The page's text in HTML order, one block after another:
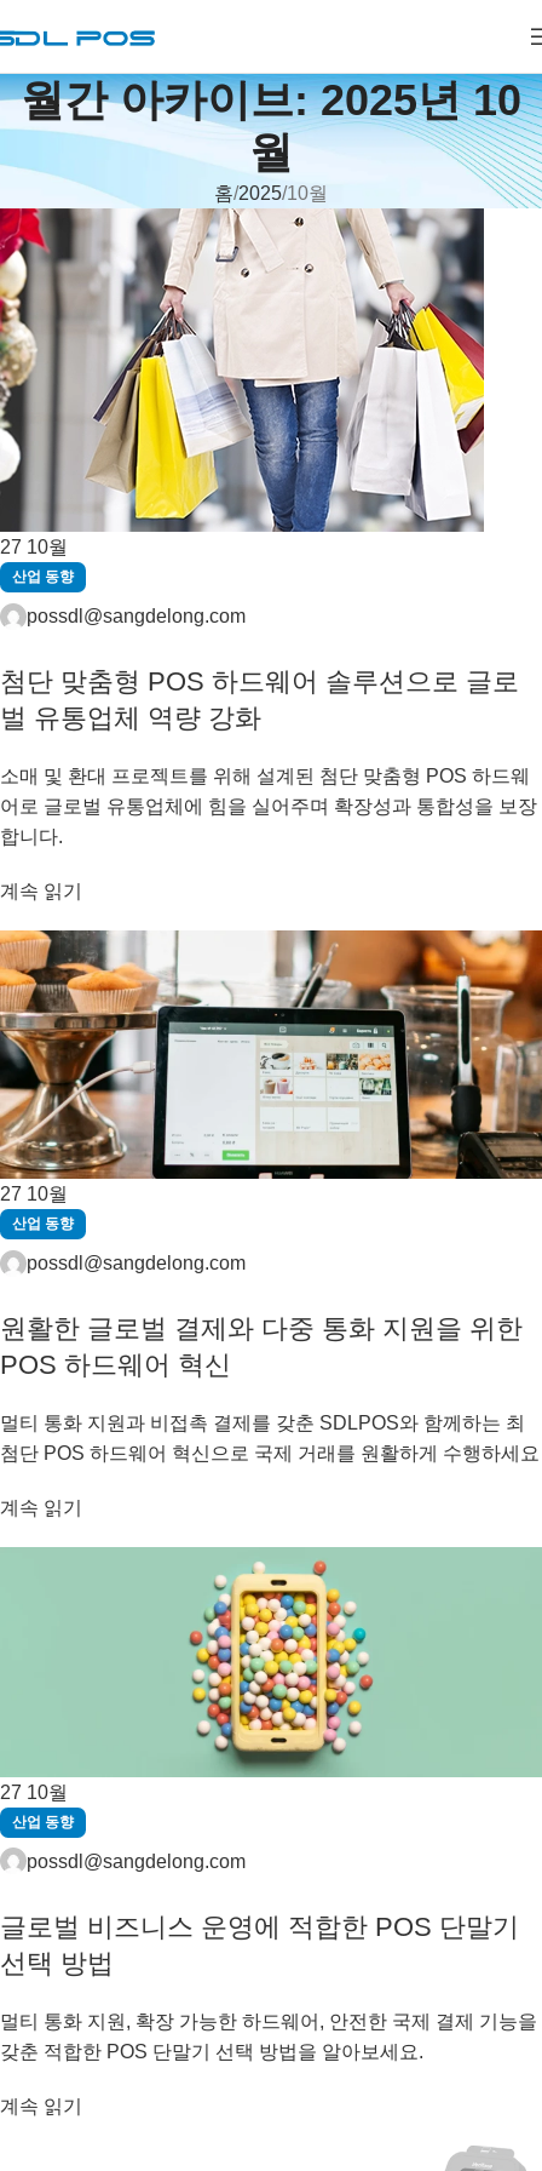
월간 아카이브: 2025년 10
월
홈 2025 10월
27 10월
산업 동향
possdl@sangdelong.com
첨단 맞춤형 POS 하드웨어 솔루션으로 글로
벌 유통업체 역량 강화
소매 및 환대 프로젝트를 위해 설계된 첨단 맞춤형 POS 하드웨
어로 글로벌 유통업체에 힘을 실어주며 확장성과 통합성을 보장
합니다.
계속 읽기
27 10월
산업 동향
possdl@sangdelong.com
원활한 글로벌 결제와 다중 통화 지원을 위한
POS 하드웨어 혁신
멀티 통화 지원과 비접촉 결제를 갖춘 SDLPOS와 함께하는 최
첨단 POS 하드웨어 혁신으로 국제 거래를 원활하게 수행하세요
계속 읽기
27 10월
산업 동향
possdl@sangdelong.com
글로벌 비즈니스 운영에 적합한 POS 단말기
선택 방법
멀티 통화 지원, 확장 가능한 하드웨어, 안전한 국제 결제 기능을
갖춘 적합한 POS 단말기 선택 방법을 알아보세요.
계속 읽기